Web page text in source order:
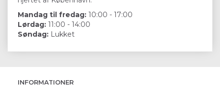
Mandag til fredag: 10:00 - 17:00
Lørdag: 11:00 - 14:00
Søndag: Lukket
INFORMATIONER